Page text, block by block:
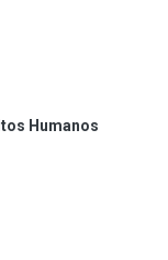
Humanos